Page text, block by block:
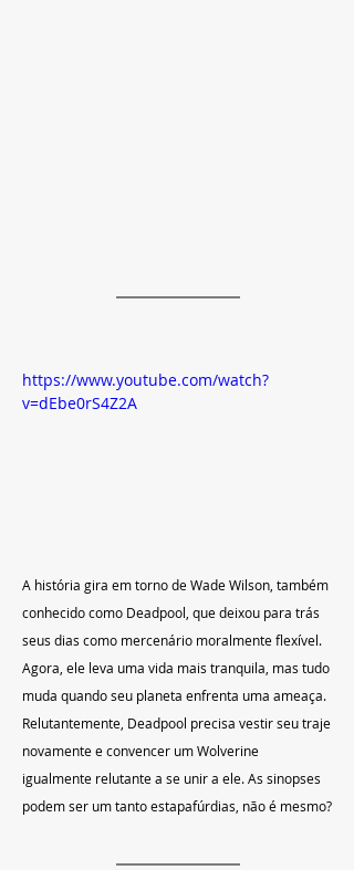
https://www.youtube.com/watch?
v=dEbe0rS4Z2A
A história gira em torno de Wade Wilson, também
conhecido como Deadpool, que deixou para trás
seus dias como mercenário moralmente flexível.
Agora, ele leva uma vida mais tranquila, mas tudo
muda quando seu planeta enfrenta uma ameaça.
Relutantemente, Deadpool precisa vestir seu traje
novamente e convencer um Wolverine
igualmente relutante a se unir a ele. As sinopses
podem ser um tanto estapafúrdias, não é mesmo?